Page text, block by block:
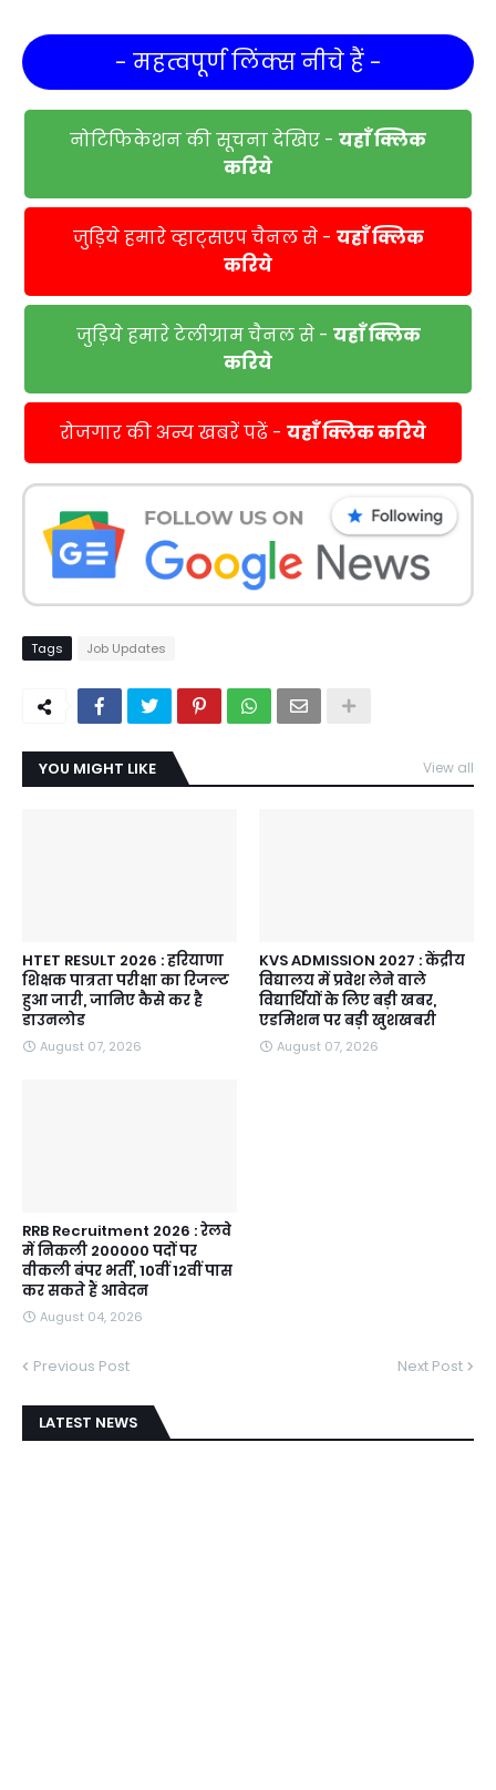
- महत्वपूर्ण लिंक्स नीचे हैं -
नोटिफिकेशन की सूचना देखिए - यहाँ क्लिक
करिये
जुड़िये हमारे व्हाट्सएप चैनल से - यहाँ क्लिक
करिये
जुड़िये हमारे टेलीग्राम चैनल से - यहाँ क्लिक
करिये
रोजगार की अन्य खबरें पढें - यहाँ क्लिक करिये
Tags Job Updates
YOU MIGHT LIKE View all
HTET RESULT 2026 : हरियाणा
शिक्षक पात्रता परीक्षा का रिजल्ट
हुआ जारी, जानिए कैसे कर है
डाउनलोड
August 07, 2026
KVS ADMISSION 2027 : केंद्रीय
विद्यालय में प्रवेश लेने वाले
विद्यार्थियों के लिए बड़ी खबर,
एडमिशन पर बड़ी खुशखबरी
August 07, 2026
RRB Recruitment 2026 : रेलवे
में निकली 200000 पदों पर
वीकली बंपर भर्ती, 10वीं 12वीं पास
कर सकते हैं आवेदन
August 04, 2026
Previous Post Next Post
LATEST NEWS